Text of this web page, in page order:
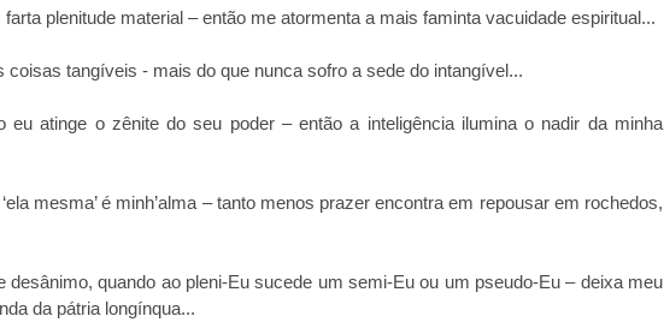
plenitude material – então me atormenta a mais faminta vacuidade espiritual...
coisas tangíveis - mais do que nunca sofro a sede do intangível...
eu atinge o zênite do seu poder – então a inteligência ilumina o nadir da minha
mesma’ é minh’alma – tanto menos prazer encontra em repousar em rochedos,
desânimo, quando ao pleni-Eu sucede um semi-Eu ou um pseudo-Eu – deixa meu
da pátria longínqua...